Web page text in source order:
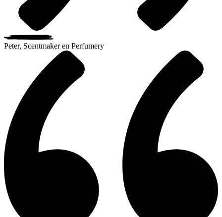
Peter, Scentmaker en Perfumery